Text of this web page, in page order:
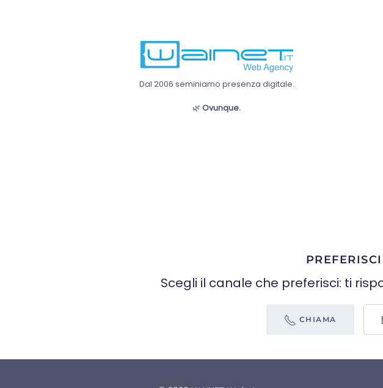
Dal 2006 seminiamo presenza digitale.
🌿 Ovunque.
Scegli il canale che preferisci: ti
CHIAMA